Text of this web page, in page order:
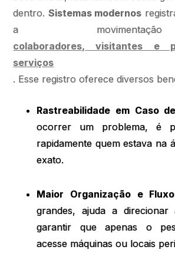
dentro. Sistemas modernos
a
colaboradores, visitantes e
serviços
. Esse registro oferece diversos
Rastreabilidade em Caso
ocorrer um problema, é
rapidamente quem estava na
exato.
Maior Organização e
grandes, ajuda a
garantir que apenas o
acesse máquinas ou locais